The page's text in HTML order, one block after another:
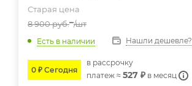
Старая цена
8 900руб. /шт
Есть в наличии Нашли дешевле?
0 ₽ Сегодня
в расcрочку
платеж ≈ 527 ₽ в месяц